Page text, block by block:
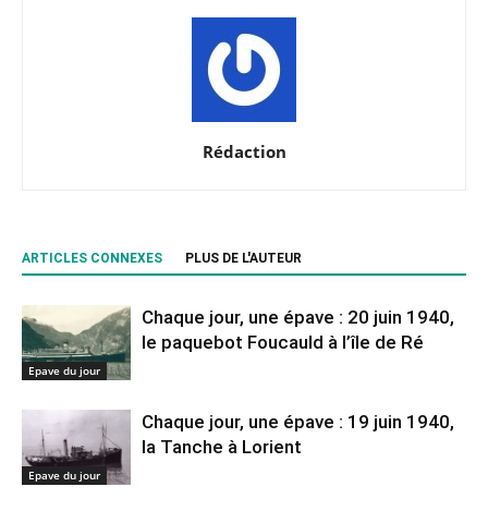
Rédaction
ARTICLES CONNEXES PLUS DE L'AUTEUR
Epave du jour
Chaque jour, une épave : 20 juin 1940,
le paquebot Foucauld à l’île de Ré
Epave du jour
Chaque jour, une épave : 19 juin 1940,
la Tanche à Lorient